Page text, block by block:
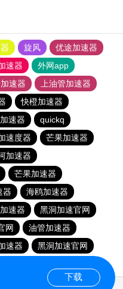
旋风
优途加速器
速器
外网app
速器
上油管加速器
快橙加速器
速器
quickq
速度器
芒果加速器
加速器
芒果加速器
器
海鸥加速器
速器
黑洞加速官网
网
油管加速器
速器
黑洞加速官网
下载